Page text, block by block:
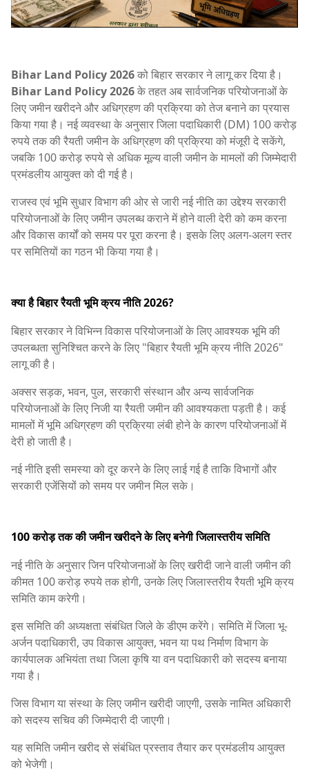
Bihar Land Policy 2026को बिहार सरकार ने लागू कर दिया है।
Bihar Land Policy 2026के तहत अब सार्वजनिक परियोजनाओं के
लिए जमीन खरीदने और अधिग्रहण की प्रक्रिया को तेज बनाने का प्रयास
किया गया है। नई व्यवस्था के अनुसार जिला पदाधिकारी (DM) 100 करोड़
रुपये तक की रैयती जमीन के अधिग्रहण की प्रक्रिया को मंजूरी दे सकेंगे,
जबकि 100 करोड़ रुपये से अधिक मूल्य वाली जमीन के मामलों की जिम्मेदारी
प्रमंडलीय आयुक्त को दी गई है।
राजस्व एवं भूमि सुधार विभाग की ओर से जारी नई नीति का उद्देश्य सरकारी
परियोजनाओं के लिए जमीन उपलब्ध कराने में होने वाली देरी को कम करना
और विकास कार्यों को समय पर पूरा करना है। इसके लिए अलग-अलग स्तर
पर समितियों का गठन भी किया गया है।
क्या है बिहार रैयती भूमि क्रय नीति 2026?
बिहार सरकार ने विभिन्न विकास परियोजनाओं के लिए आवश्यक भूमि की
उपलब्धता सुनिश्चित करने के लिए "बिहार रैयती भूमि क्रय नीति 2026"
लागू की है।
अक्सर सड़क, भवन, पुल, सरकारी संस्थान और अन्य सार्वजनिक
परियोजनाओं के लिए निजी या रैयती जमीन की आवश्यकता पड़ती है। कई
मामलों में भूमि अधिग्रहण की प्रक्रिया लंबी होने के कारण परियोजनाओं में
देरी हो जाती है।
नई नीति इसी समस्या को दूर करने के लिए लाई गई है ताकि विभागों और
सरकारी एजेंसियों को समय पर जमीन मिल सके।
100 करोड़ तक की जमीन खरीदने के लिए बनेगी जिलास्तरीय समिति
नई नीति के अनुसार जिन परियोजनाओं के लिए खरीदी जाने वाली जमीन की
कीमत 100 करोड़ रुपये तक होगी, उनके लिए जिलास्तरीय रैयती भूमि क्रय
समिति काम करेगी।
इस समिति की अध्यक्षता संबंधित जिले के डीएम करेंगे। समिति में जिला भू-
अर्जन पदाधिकारी, उप विकास आयुक्त, भवन या पथ निर्माण विभाग के
कार्यपालक अभियंता तथा जिला कृषि या वन पदाधिकारी को सदस्य बनाया
गया है।
जिस विभाग या संस्था के लिए जमीन खरीदी जाएगी, उसके नामित अधिकारी
को सदस्य सचिव की जिम्मेदारी दी जाएगी।
यह समिति जमीन खरीद से संबंधित प्रस्ताव तैयार कर प्रमंडलीय आयुक्त
को भेजेगी।